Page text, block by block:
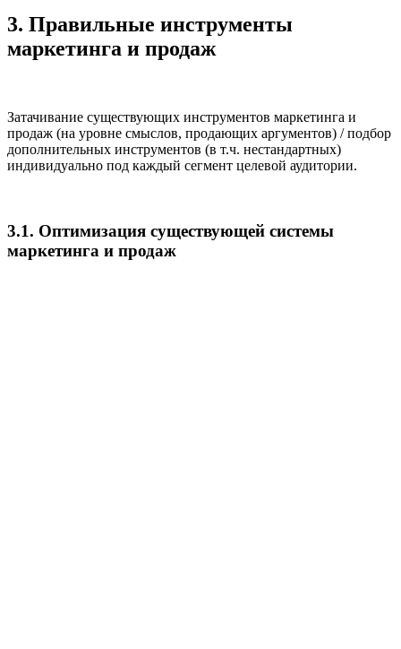
3. Правильные инструменты
маркетинга и продаж
Затачивание существующих инструментов маркетинга и
продаж (на уровне смыслов, продающих аргументов) / подбор
дополнительных инструментов (в т.ч. нестандартных)
индивидуально под каждый сегмент целевой аудитории.
3.1. Оптимизация существующей системы
маркетинга и продаж